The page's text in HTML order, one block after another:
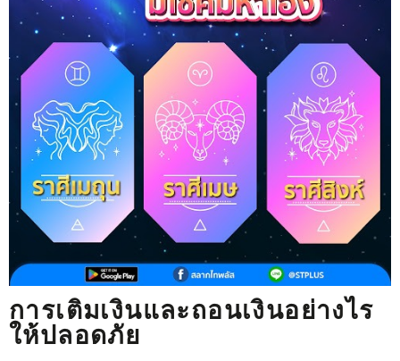
การเติมเงินและถอนเงินอย่างไร
ให้ปลอดภัย